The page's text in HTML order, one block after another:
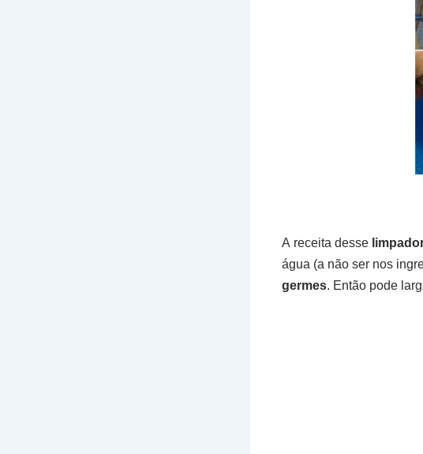
A receita desse
água (a não ser nos
germes. Então pode